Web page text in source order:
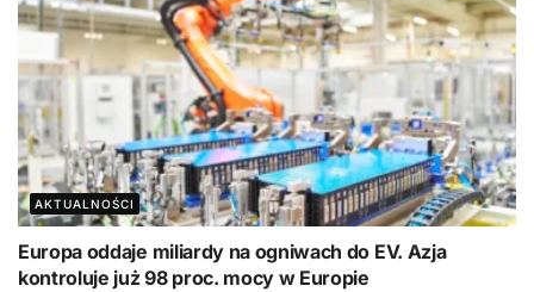
AKTUALNOŚCI
Europa oddaje miliardy na ogniwach do EV. Azja
kontroluje już 98 proc. mocy w Europie